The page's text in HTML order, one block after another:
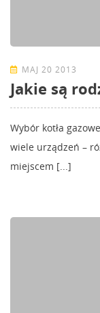
MAJ 20 2013
Jakie są
Wybór kotła
wiele urządzeń –
miejscem [...]